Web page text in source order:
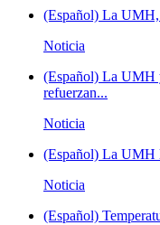
(Español) La UMH,
Noticia
(Español) La UMH
refuerzan...
Noticia
(Español) La UMH
Noticia
(Español)